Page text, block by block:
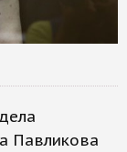
Павликова